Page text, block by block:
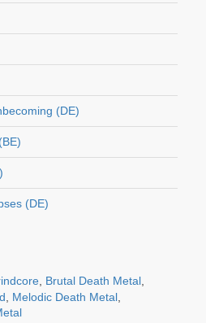
(DE)
(DE)
, Brutal Death Metal ,
, Melodic Death Metal ,